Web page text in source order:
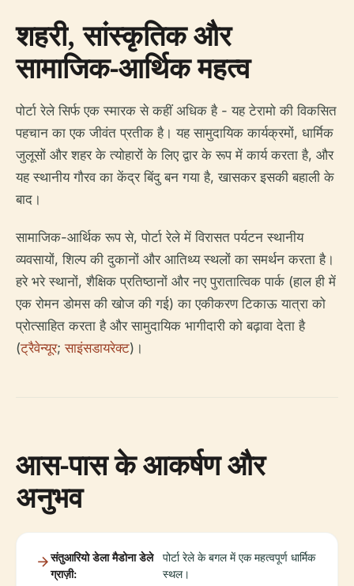
शहरी, सांस्कृतिक और
सामाजिक-आर्थिक महत्व
पोर्टा रेले सिर्फ एक स्मारक से कहीं अधिक है - यह टेरामो की विकसित
पहचान का एक जीवंत प्रतीक है। यह सामुदायिक कार्यक्रमों, धार्मिक
जुलूसों और शहर के त्योहारों के लिए द्वार के रूप में कार्य करता है, और
यह स्थानीय गौरव का केंद्र बिंदु बन गया है, खासकर इसकी बहाली के
बाद।
सामाजिक-आर्थिक रूप से, पोर्टा रेले में विरासत पर्यटन स्थानीय
व्यवसायों, शिल्प की दुकानों और आतिथ्य स्थलों का समर्थन करता है।
हरे भरे स्थानों, शैक्षिक प्रतिष्ठानों और नए पुरातात्विक पार्क (हाल ही में
एक रोमन डोमस की खोज की गई) का एकीकरण टिकाऊ यात्रा को
प्रोत्साहित करता है और सामुदायिक भागीदारी को बढ़ावा देता है
(ट्रैवेन्यूर;साइंसडायरेक्ट)।
आस-पास के आकर्षण और
अनुभव
संतुआरियो डेला मैडोना डेले
ग्राज़ी:
पोर्टा रेले के बगल में एक महत्वपूर्ण धार्मिक
स्थल।